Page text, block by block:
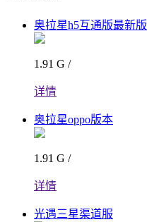
奥拉星h5互通版最新版
1.91 G /
详情
奥拉星oppo版本
1.91 G /
详情
光遇三星渠道服